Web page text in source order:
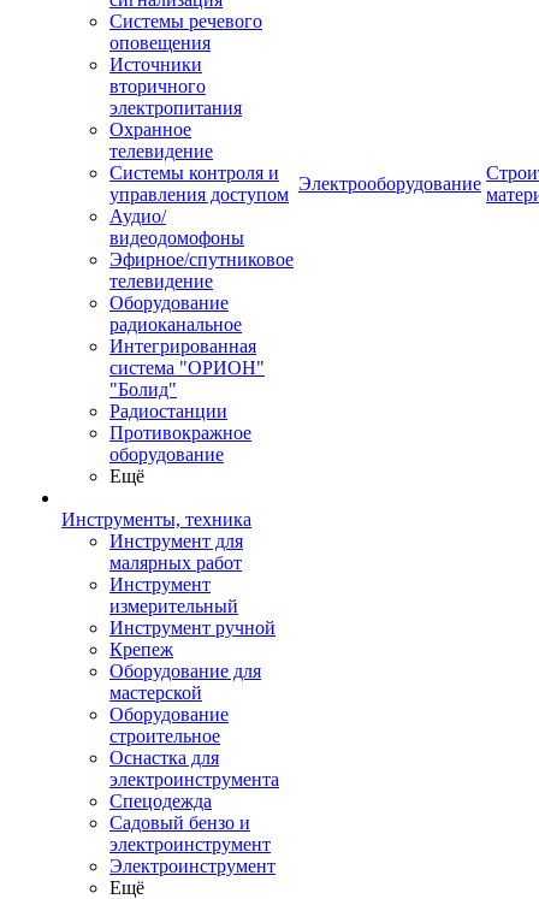
Системы речевого
оповещения
Источники
вторичного
электропитания
Охранное
телевидение
Системы контроля и
управления доступом
Аудио/
видеодомофоны
Эфирное/спутниковое
телевидение
Оборудование
радиоканальное
Интегрированная
система "ОРИОН"
"Болид"
Радиостанции
Противокражное
оборудование
Ещё
Инструменты, техника
Инструмент для
малярных работ
Инструмент
измерительный
Инструмент ручной
Крепеж
Оборудование для
мастерской
Оборудование
строительное
Оснастка для
электроинструмента
Спецодежда
Садовый бензо и
электроинструмент
Электроинструмент
Ещё
Электрооборудование